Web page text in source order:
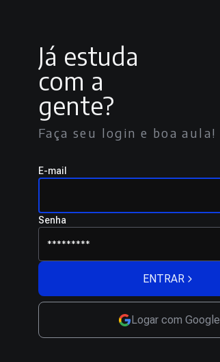
Já estuda
com a
gente?
Faça seu login e boa aula!
E-mail
Senha
ENTRAR
Logar com Google